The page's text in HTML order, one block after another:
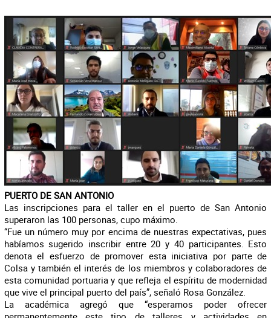
PUERTO DE SAN ANTONIO
Las inscripciones para el taller en el puerto de San Antonio
superaron las 100 personas, cupo máximo.
“Fue un número muy por encima de nuestras expectativas, pues
habíamos sugerido inscribir entre 20 y 40 participantes. Esto
denota el esfuerzo de promover esta iniciativa por parte de
Colsa y también el interés de los miembros y colaboradores de
esta comunidad portuaria y que refleja el espíritu de modernidad
que vive el principal puerto del país”, señaló Rosa González.
La académica agregó que “esperamos poder ofrecer